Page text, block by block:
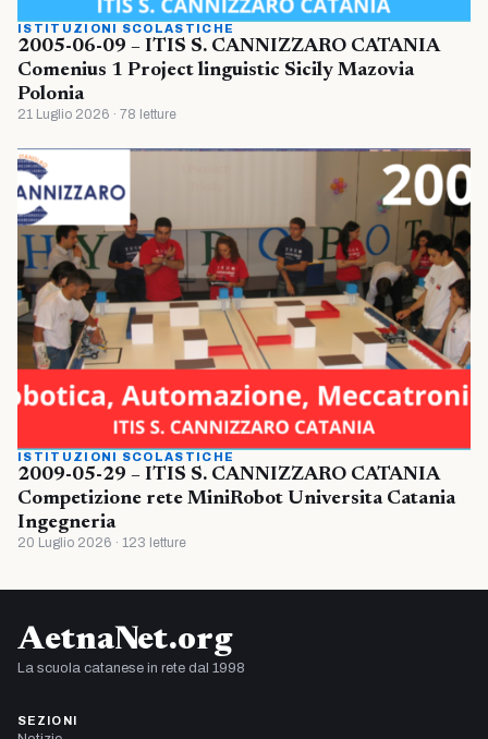
ISTITUZIONI SCOLASTICHE
2005-06-09 – ITIS S. CANNIZZARO CATANIA
Comenius 1 Project linguistic Sicily Mazovia
Polonia
21 Luglio 2026 · 78 letture
ISTITUZIONI SCOLASTICHE
2009-05-29 – ITIS S. CANNIZZARO CATANIA
Competizione rete MiniRobot Universita Catania
Ingegneria
20 Luglio 2026 · 123 letture
AetnaNet.org
La scuola catanese in rete dal 1998
SEZIONI